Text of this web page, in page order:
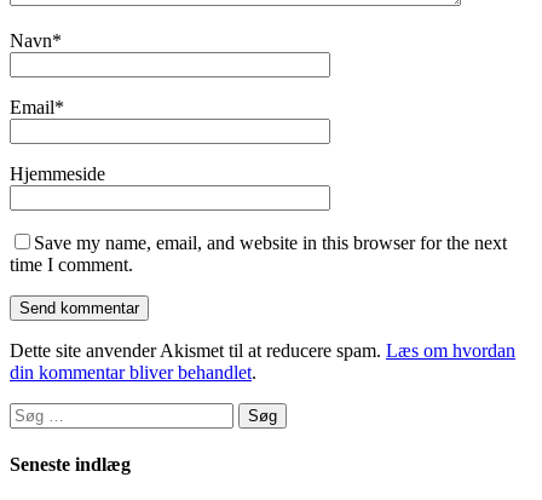
Navn*
Email*
Hjemmeside
Save my name, email, and website in this browser for the next
time I comment.
Dette site anvender Akismet til at reducere spam. Læs om hvordan
din kommentar bliver behandlet.
Søg
efter:
Seneste indlæg